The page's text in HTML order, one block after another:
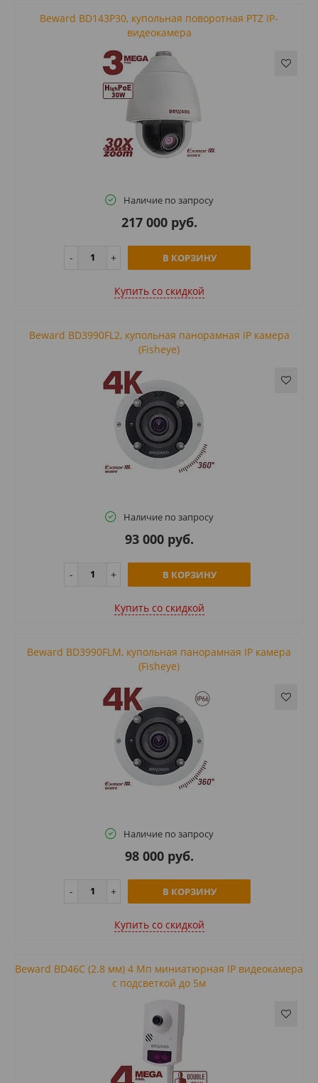
Beward BD143P30, купольная поворотная PTZ IP-
видеокамера
Наличие по запросу
217 000 руб.
В КОРЗИНУ
Купить cо скидкой
Beward BD3990FL2, купольная панорамная IP камера
(Fisheye)
Наличие по запросу
93 000 руб.
В КОРЗИНУ
Купить cо скидкой
Beward BD3990FLM, купольная панорамная IP камера
(Fisheye)
Наличие по запросу
98 000 руб.
В КОРЗИНУ
Купить cо скидкой
Beward BD46C (2.8 мм) 4 Мп миниатюрная IP видеокамера
с подсветкой до 5м